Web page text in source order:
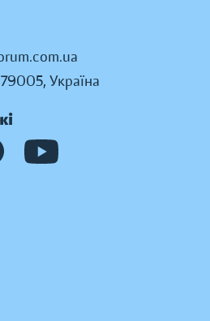
Україна